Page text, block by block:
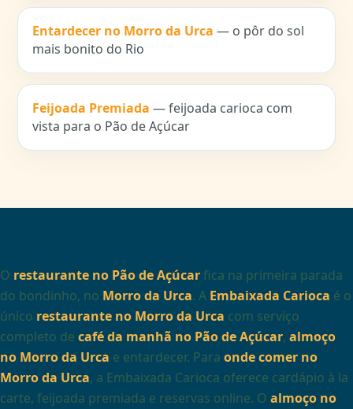
Entardecer no Morro da Urca — o pôr do sol
mais bonito do Rio
Feijoada Premiada — feijoada carioca com
vista para o Pão de Açúcar
O restaurante no Pão de Açúcarfica na primeira parada
do bondinho, no Morro da Urca. A Embaixada Carioca é o
único restaurante no Morro da Urca com serviço
completo de café da manhã no Pão de Açúcar, almoço
no Morro da Urca e entardecer. Para onde comer no
Morro da Urca, a Embaixada Carioca oferece cardápio à la
carte, feijoada premiada e reservas online. O almoço no